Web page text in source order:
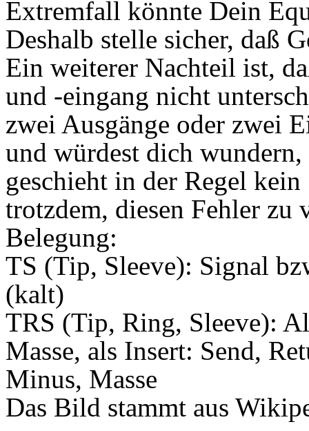
Extremfall könnte Dein
Deshalb stelle sicher, daß
Ein weiterer Nachteil ist,
und -eingang nicht
zwei Ausgänge oder zwei
und würdest dich
geschieht in der Regel kein
trotzdem, diesen Fehler zu
Belegung:
TS (Tip, Sleeve): Signal
(kalt)
TRS (Tip, Ring, Sleeve):
Masse, als Insert: Send,
Minus, Masse
Das Bild stammt aus